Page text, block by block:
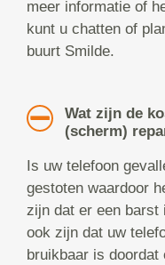
meer informatie of
kunt u chatten of
buurt Smilde.
Wat zijn de
(scherm)
Is uw telefoon
gestoten waardoor
zijn dat er een
ook zijn dat uw
bruikbaar is